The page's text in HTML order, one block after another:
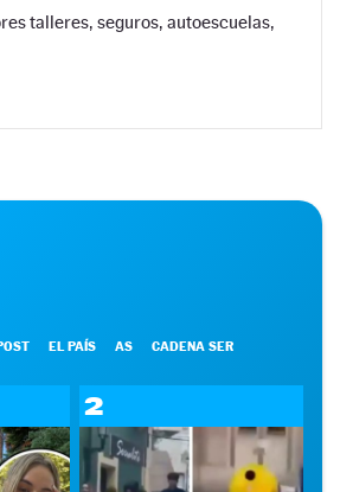
talleres, seguros, autoescuelas,
EL PAÍS AS CADENA SER
2